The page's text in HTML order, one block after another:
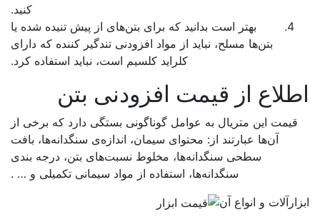
بهتر است بدانید که برای بتن‌های از پیش تنیده شده یا
بتن‌ها مسلح، نباید از مواد افزودنی تندگیر کننده که دارای
کلراید کلسیم است، نباید استفاده کرد.
از قیمت افزودنی بتن
قیمت این متریال به عوامل گوناگونی بستگی دارد که برخی از
آن‌ها عبارتند از: محتوای سیمان، اندازه‌ی سنگدانه‌ها، بافت
سطحی سنگدانه‌ها، مخلوط نسبت‌های بتن، درجه بندی
سنگدانه‌ها، استفاده از مواد سیمانی تکمیلی و … .
و انواع آن